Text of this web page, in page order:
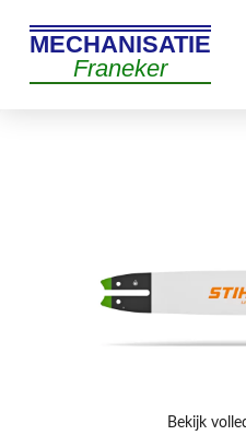
MECHANISATIE
Franeker
Bekijk